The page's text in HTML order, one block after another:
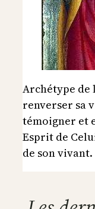
Archétype de
renverser sa
témoigner et
Esprit de
de son vivant.